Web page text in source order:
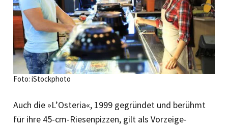
Foto: iStockphoto
Auch die »L’Osteria«, 1999 gegründet und berühmt
für ihre 45-cm-Riesenpizzen, gilt als Vorzeige-